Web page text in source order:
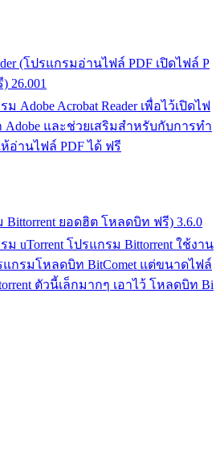
(โปรแกรมอ่านไฟล์ PDF เปิดไฟล์ P
26.001
Adobe Acrobat Reader เพื่อไว้เปิดไฟ
Adobe และช่วยเสริมสำหรับกับการทำ
ห้อ่านไฟล์ PDF ได้ ฟรี
Bittorrent ยอดฮิต โหลดบิท ฟรี) 3.6.0
uTorrent โปรแกรม Bittorrent ใช้งาน
แกรมโหลดบิท BitComet แต่ขนาดไฟล์
ตัวนี้เล็กมากๆ เอาไว้ โหลดบิท Bi